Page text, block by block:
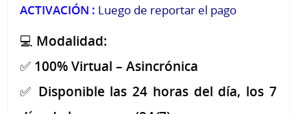
ACTIVACIÓN : Luego de reportar el pago
💻 Modalidad:
✅ 100% Virtual – Asincrónica
✅ Disponible las 24 horas del día, los 7